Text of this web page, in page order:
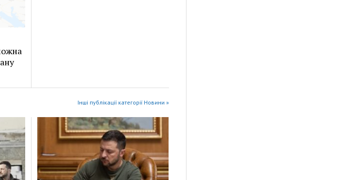
Інші публікації категорії Новини »